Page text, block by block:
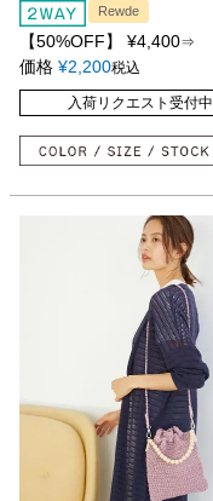
Rewde
【50%OFF】 ¥4,400⇒
価格 ¥2,200税込
入荷リクエスト受付中